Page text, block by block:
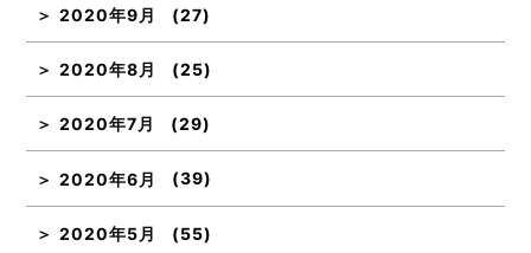
2020年9月 (27)
2020年8月 (25)
2020年7月 (29)
2020年6月 (39)
2020年5月 (55)